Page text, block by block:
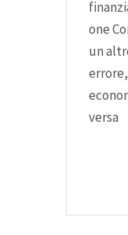
one
un
versa